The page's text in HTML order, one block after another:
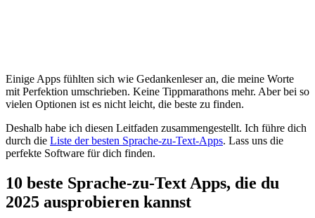
Einige Apps fühlten sich wie Gedankenleser an, die meine Worte
mit Perfektion umschrieben. Keine Tippmarathons mehr. Aber bei so
vielen Optionen ist es nicht leicht, die beste zu finden.
Deshalb habe ich diesen Leitfaden zusammengestellt. Ich führe dich
durch die Liste der besten Sprache-zu-Text-Apps. Lass uns die
perfekte Software für dich finden.
10 beste Sprache-zu-Text Apps, die du
2025 ausprobieren kannst